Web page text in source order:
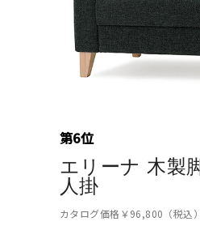
第6位
エリーナ 木製
人掛
カタログ価格￥96,800（税込）